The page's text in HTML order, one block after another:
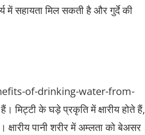
में सहायता मिल सकती है और गुर्दे की
of-drinking-water-from-
मिट्टी के घड़े प्रकृति में क्षारीय होते हैं,
क्षारीय पानी शरीर में अम्लता को बेअसर